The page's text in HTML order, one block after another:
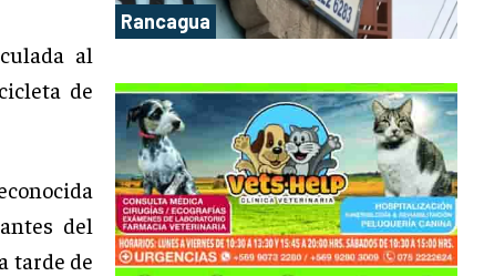
al
de
del
tarde de
Rancagua